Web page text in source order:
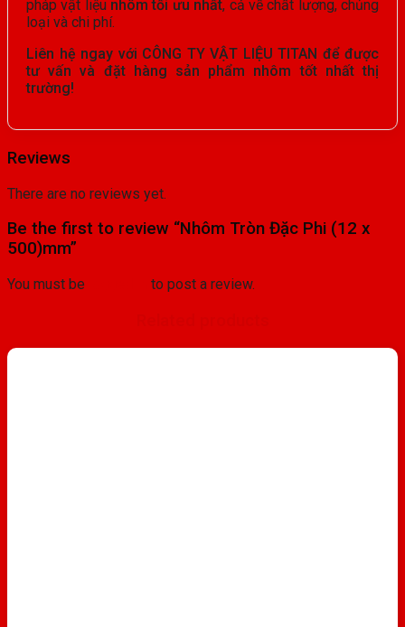
pháp vật liệu nhôm tối ưu nhất, cả về chất lượng, chủng
loại và chi phí.
Liên hệ ngay với CÔNG TY VẬT LIỆU TITAN để được
tư vấn và đặt hàng sản phẩm nhôm tốt nhất thị
trường!
Reviews
There are no reviews yet.
Be the first to review “Nhôm Tròn Đặc Phi (12 x
500)mm”
You must be to post a review.